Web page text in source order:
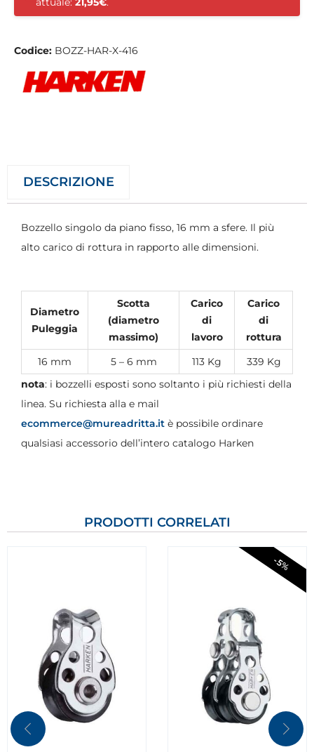
Codice: BOZZ-HAR-X-416
DESCRIZIONE
Bozzello singolo da piano fisso, 16 mm a sfere. Il più
alto carico di rottura in rapporto alle dimensioni.
Diametro
Puleggia
Scotta
(diametro
massimo)
Carico
di
lavoro
Carico
di
rottura
16 mm
5 – 6 mm 113 Kg
339 Kg
nota: i bozzelli esposti sono soltanto i più richiesti della
linea. Su richiesta alla e mail
ecommerce@mureadritta.it è possibile ordinare
qualsiasi accessorio dell’intero catalogo Harken
PRODOTTI CORRELATI
-5%